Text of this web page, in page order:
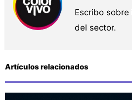
Escribo
del sector.
Artículos relacionados